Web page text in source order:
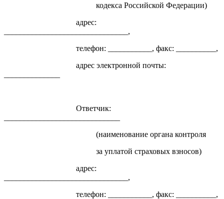
кодекса Российской Федерации)
адрес:
_______________________________,
телефон: ___________, факс: __________,
адрес электронной почты:
Ответчик:
(наименование органа контроля
за уплатой страховых взносов)
адрес:
_______________________________,
телефон: ___________, факс: __________,